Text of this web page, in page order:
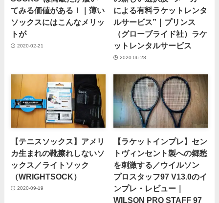
てみる価値がある！｜薄い
ソックスにはこんなメリッ
トが
2020-02-21
による有料ラケットレンタ
ルサービス”｜プリンス
（グローブライド社）ラケ
ットレンタルサービス
2020-06-28
【テニスソックス】アメリ
カ生まれの靴擦れしないソ
ックス／ライトソック
（WRIGHTSOCK）
2020-09-19
【ラケットインプレ】セン
トヴィンセント製への郷愁
を刺激する／ウイルソン
プロスタッフ97 V13.0のイ
ンプレ・レビュー｜
WILSON PRO STAFF 97